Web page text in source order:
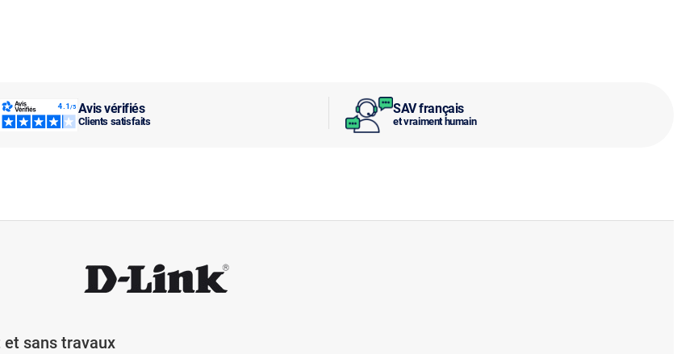
Avis vérifiés
Clients satisfaits
SAV français
et vraiment humain
sans travaux